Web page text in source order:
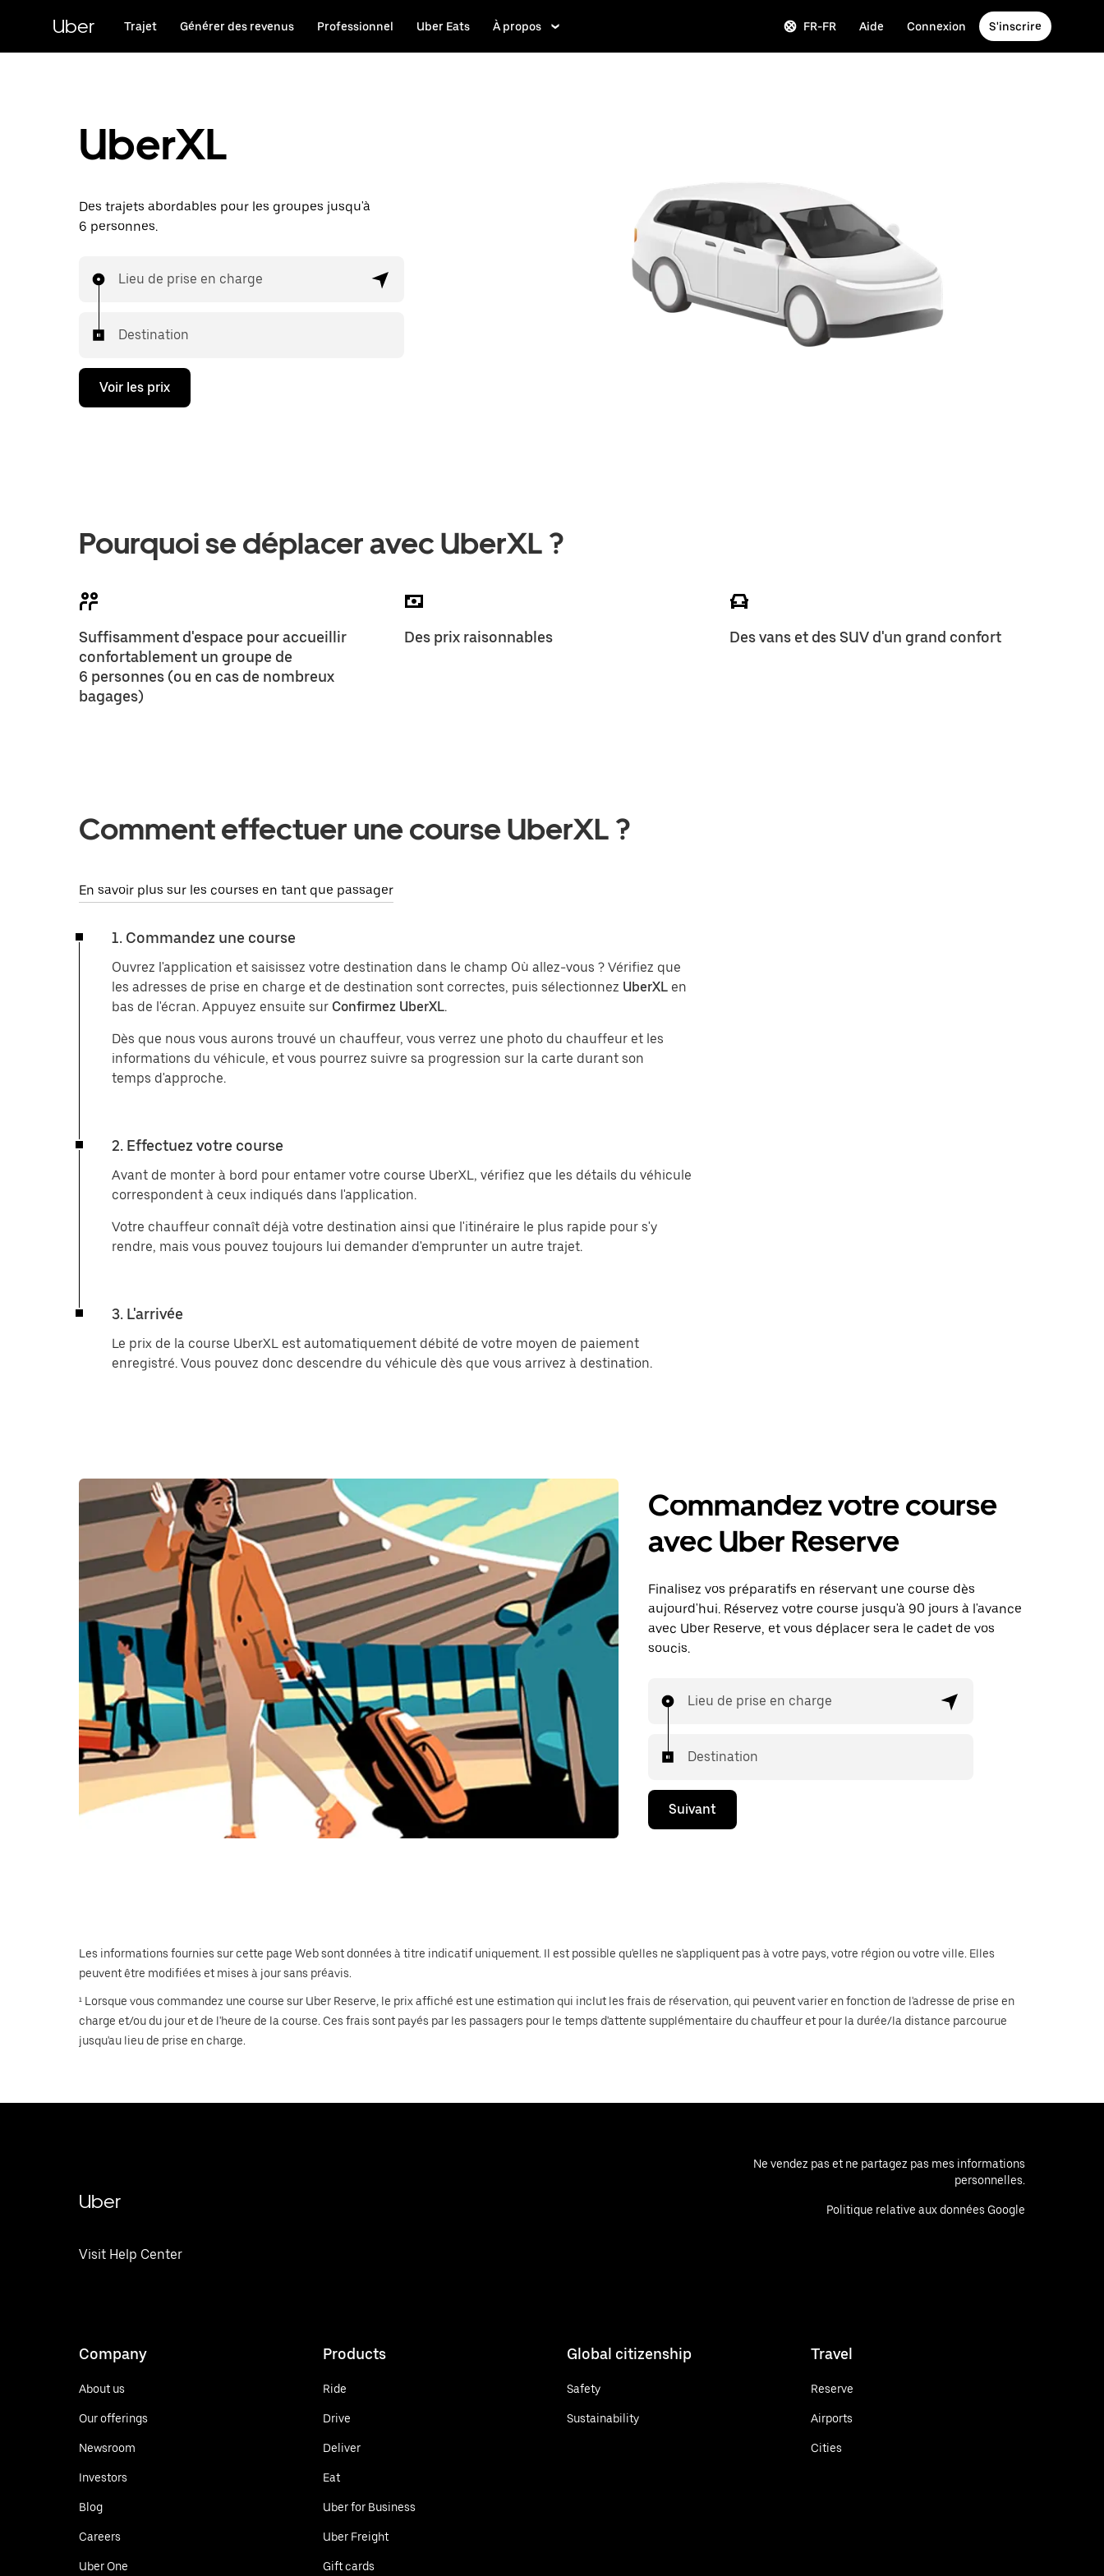
principal
Uber Trajet Générer des revenus Professionnel Uber Eats À propos FR-FR Aide Connexion S'inscrire
UberXL
Des trajets abordables pour les groupes jusqu'à
6 personnes.
Lieu de prise en charge
Destination
Voir les prix
Pourquoi se déplacer avec UberXL ?
Suffisamment d'espace pour accueillir
confortablement un groupe de
6 personnes (ou en cas de nombreux
bagages)
Des prix raisonnables Des vans et des SUV d'un grand confort
Comment effectuer une course UberXL ?
En savoir plus sur les courses en tant que passager
1. Commandez une course
Ouvrez l'application et saisissez votre destination dans le champ Où allez-vous ? Vérifiez que
les adresses de prise en charge et de destination sont correctes, puis sélectionnez UberXL en
bas de l'écran. Appuyez ensuite sur Confirmez UberXL.
Dès que nous vous aurons trouvé un chauffeur, vous verrez une photo du chauffeur et les
informations du véhicule, et vous pourrez suivre sa progression sur la carte durant son
temps d'approche.
2. Effectuez votre course
Avant de monter à bord pour entamer votre course UberXL, vérifiez que les détails du véhicule
correspondent à ceux indiqués dans l'application.
Votre chauffeur connaît déjà votre destination ainsi que l'itinéraire le plus rapide pour s'y
rendre, mais vous pouvez toujours lui demander d'emprunter un autre trajet.
3. L'arrivée
Le prix de la course UberXL est automatiquement débité de votre moyen de paiement
enregistré. Vous pouvez donc descendre du véhicule dès que vous arrivez à destination.
Commandez votre course
avec Uber Reserve
Finalisez vos préparatifs en réservant une course dès
aujourd'hui. Réservez votre course jusqu'à 90 jours à l'avance
avec Uber Reserve, et vous déplacer sera le cadet de vos
soucis.
Lieu de prise en charge
Destination
Suivant
Les informations fournies sur cette page Web sont données à titre indicatif uniquement. Il est possible qu'elles ne s'appliquent pas à votre pays, votre région ou votre ville. Elles
peuvent être modifiées et mises à jour sans préavis.
¹ Lorsque vous commandez une course sur Uber Reserve, le prix affiché est une estimation qui inclut les frais de réservation, qui peuvent varier en fonction de l'adresse de prise en
charge et/ou du jour et de l'heure de la course. Ces frais sont payés par les passagers pour le temps d'attente supplémentaire du chauffeur et pour la durée/la distance parcourue
jusqu'au lieu de prise en charge.
Uber
Visit Help Center
Ne vendez pas et ne partagez pas mes informations
personnelles.
Politique relative aux données Google
Company
About us
Our offerings
Newsroom
Investors
Blog
Careers
Uber One
Products
Ride
Drive
Deliver
Eat
Uber for Business
Uber Freight
Gift cards
Global citizenship
Safety
Sustainability
Travel
Reserve
Airports
Cities